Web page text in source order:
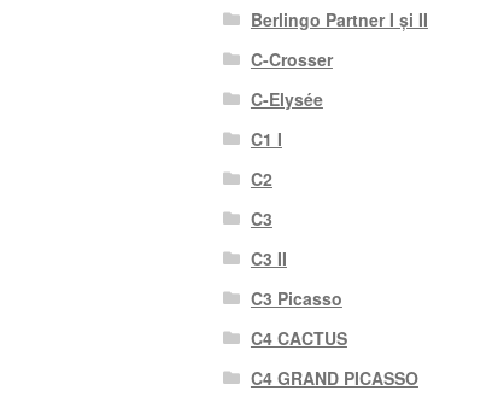
Berlingo Partner I și II
C-Crosser
C-Elysée
C1 I
C2
C3
C3 II
C3 Picasso
C4 CACTUS
C4 GRAND PICASSO